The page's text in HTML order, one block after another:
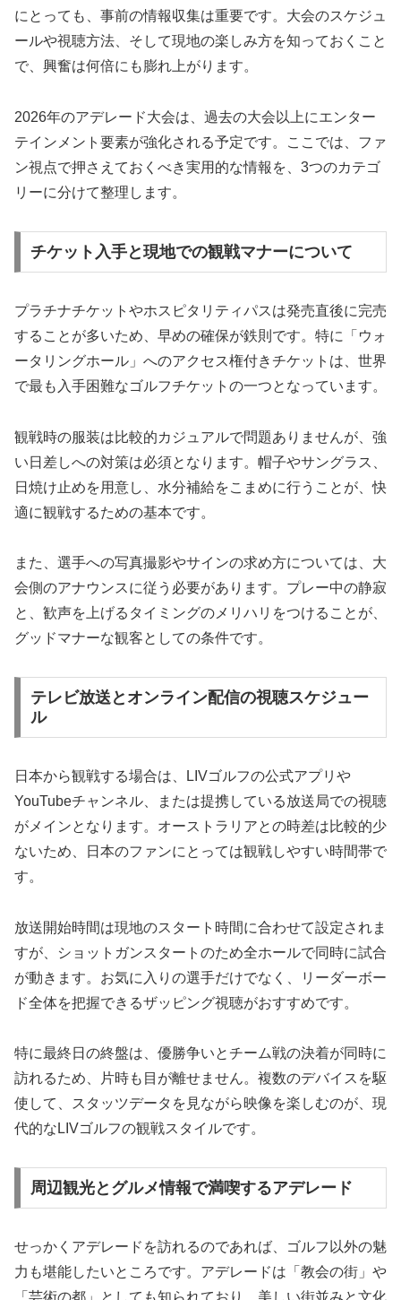
にとっても、事前の情報収集は重要です。大会のスケジュ
ールや視聴方法、そして現地の楽しみ方を知っておくこと
で、興奮は何倍にも膨れ上がります。
2026年のアデレード大会は、過去の大会以上にエンター
テインメント要素が強化される予定です。ここでは、ファ
ン視点で押さえておくべき実用的な情報を、3つのカテゴ
リーに分けて整理します。
チケット入手と現地での観戦マナーについて
プラチナチケットやホスピタリティパスは発売直後に完売
することが多いため、早めの確保が鉄則です。特に「ウォ
ータリングホール」へのアクセス権付きチケットは、世界
で最も入手困難なゴルフチケットの一つとなっています。
観戦時の服装は比較的カジュアルで問題ありませんが、強
い日差しへの対策は必須となります。帽子やサングラス、
日焼け止めを用意し、水分補給をこまめに行うことが、快
適に観戦するための基本です。
また、選手への写真撮影やサインの求め方については、大
会側のアナウンスに従う必要があります。プレー中の静寂
と、歓声を上げるタイミングのメリハリをつけることが、
グッドマナーな観客としての条件です。
テレビ放送とオンライン配信の視聴スケジュー
ル
日本から観戦する場合は、LIVゴルフの公式アプリや
YouTubeチャンネル、または提携している放送局での視聴
がメインとなります。オーストラリアとの時差は比較的少
ないため、日本のファンにとっては観戦しやすい時間帯で
す。
放送開始時間は現地のスタート時間に合わせて設定されま
すが、ショットガンスタートのため全ホールで同時に試合
が動きます。お気に入りの選手だけでなく、リーダーボー
ド全体を把握できるザッピング視聴がおすすめです。
特に最終日の終盤は、優勝争いとチーム戦の決着が同時に
訪れるため、片時も目が離せません。複数のデバイスを駆
使して、スタッツデータを見ながら映像を楽しむのが、現
代的なLIVゴルフの観戦スタイルです。
周辺観光とグルメ情報で満喫するアデレード
せっかくアデレードを訪れるのであれば、ゴルフ以外の魅
力も堪能したいところです。アデレードは「教会の街」や
「芸術の都」としても知られており、美しい街並みと文化